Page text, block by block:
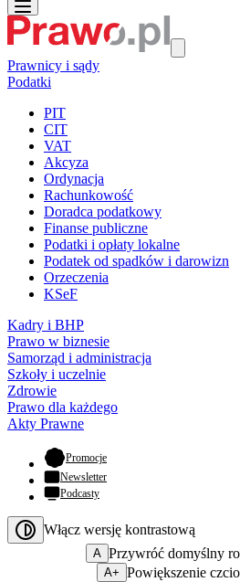
Prawnicy i sądy
Podatki
PIT
CIT
VAT
Akcyza
Ordynacja
Rachunkowość
Doradca podatkowy
Finanse publiczne
Podatki i opłaty lokalne
Podatek od spadków i darowizn
Orzeczenia
KSeF
Kadry i BHP
Prawo w biznesie
Samorząd i administracja
Szkoły i uczelnie
Zdrowie
Prawo dla każdego
Akty Prawne
Promocje- otwiera się w nowej karcie
Newsletter
Podcasty
Włącz wersję kontrastową
A Przywróć domyślny
A+ Powiększenie